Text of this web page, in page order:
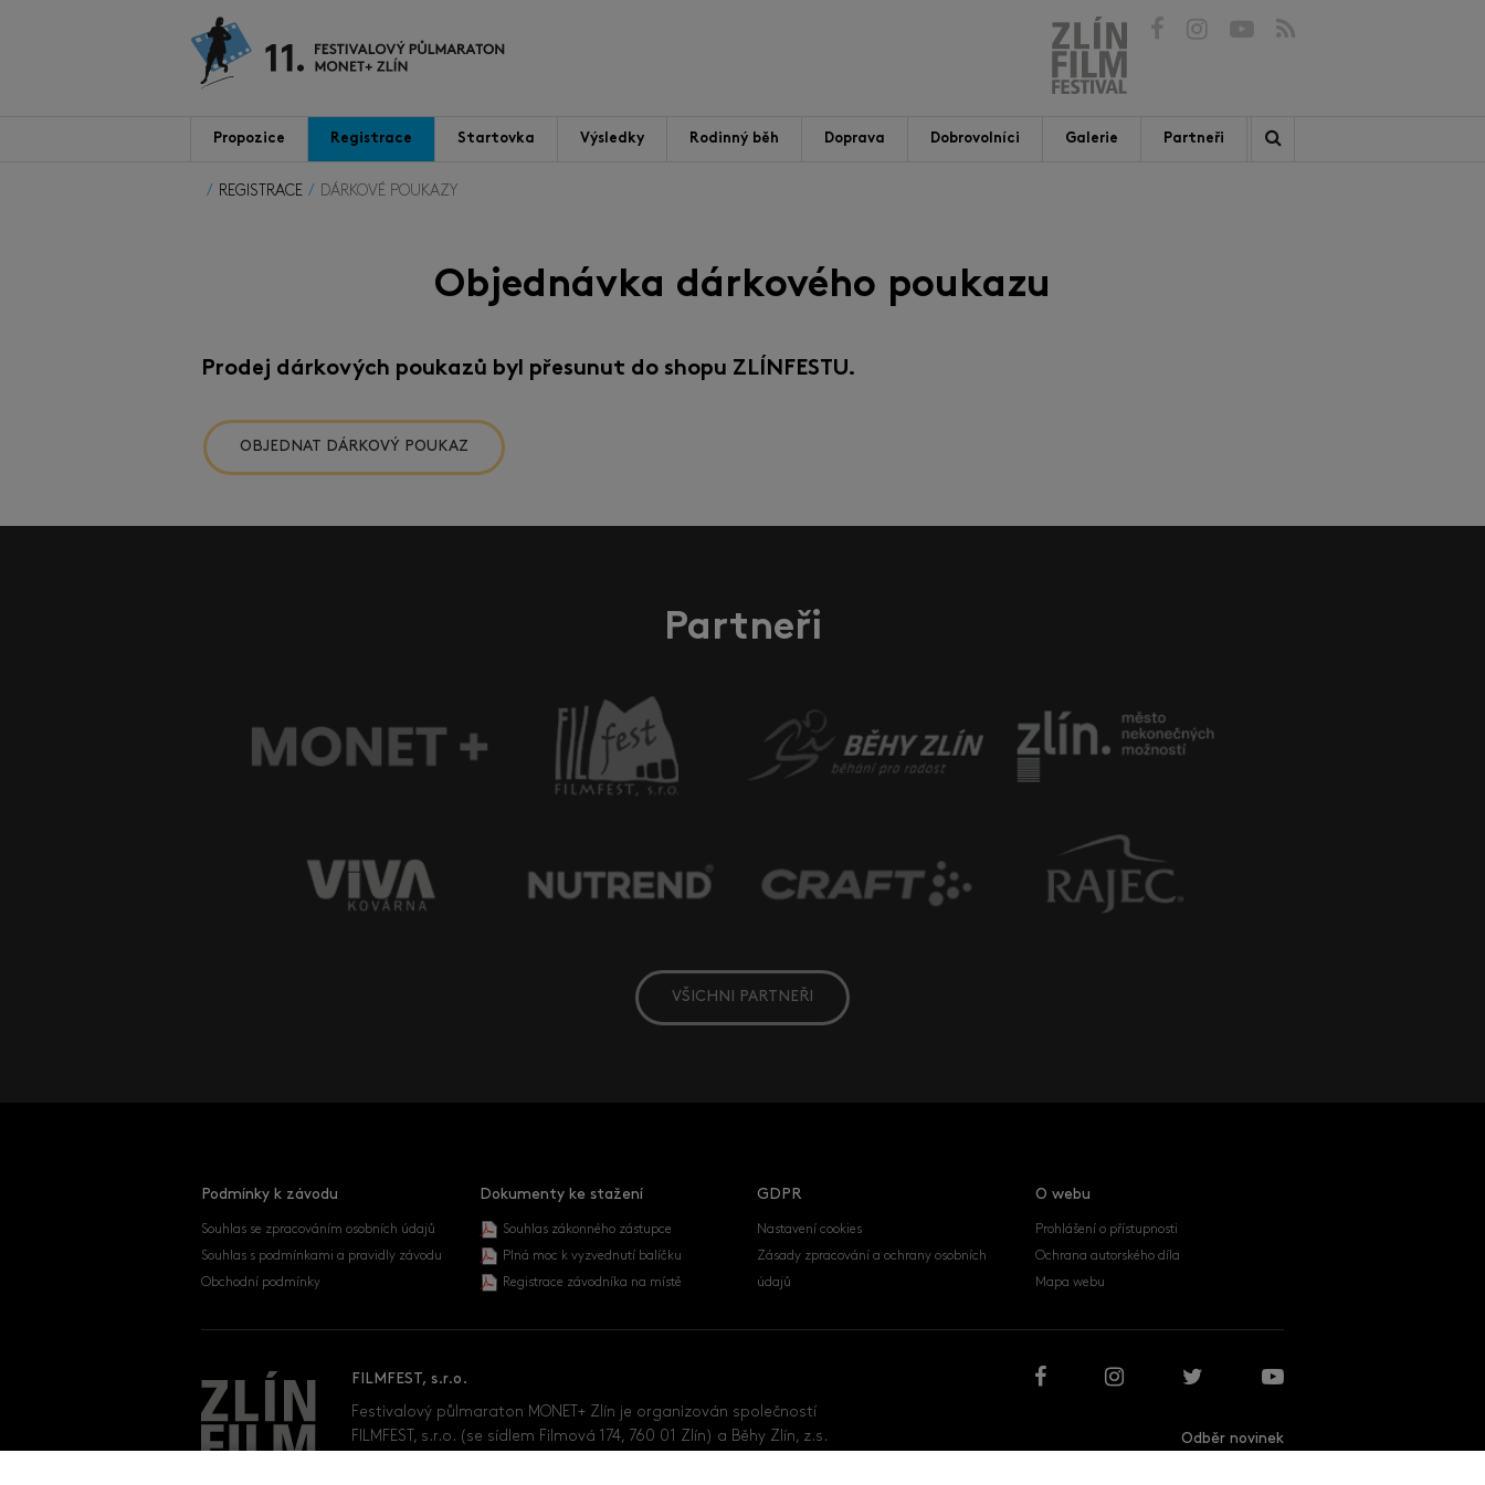
Propozice Registrace Startovka Výsledky Rodinný běh Doprava Dobrovolníci Galerie Partneři
REGISTRACE DÁRKOVÉ POUKAZY
Objednávka dárkového poukazu
Prodej dárkových poukazů byl přesunut do shopu ZLÍNFESTU.
OBJEDNAT DÁRKOVÝ POUKAZ
Partneři
VŠICHNI PARTNEŘI
Podmínky k závodu
Souhlas se zpracováním osobních údajů
Souhlas s podmínkami a pravidly závodu
Obchodní podmínky
Dokumenty ke stažení
Souhlas zákonného zástupce
Plná moc k vyzvednutí balíčku
Registrace závodníka na místě
GDPR
Nastavení cookies
Zásady zpracování a ochrany osobních
údajů
O webu
Prohlášení o přístupnosti
Ochrana autorského díla
Mapa webu
FILMFEST, s.r.o.
Festivalový půlmaraton MONET+ Zlín je organizován společností
FILMFEST, s.r.o. (se sídlem Filmová 174, 760 01 Zlín) a Běhy Zlín, z.s.
Odběr novinek